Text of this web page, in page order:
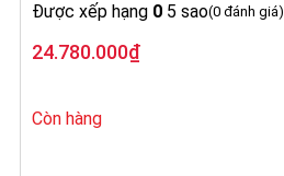
Được xếp hạng 0 5 sao(0 đánh giá)
24.780.000₫
Còn hàng